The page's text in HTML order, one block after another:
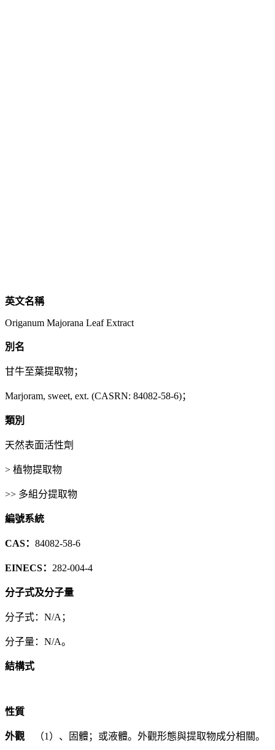
英文名稱
Origanum Majorana Leaf Extract
別名
甘牛至葉提取物；
Marjoram, sweet, ext. (CASRN: 84082-58-6)；
類別
天然表面活性劑
> 植物提取物
>> 多組分提取物
編號系統
CAS： 84082-58-6
EINECS： 282-004-4
分子式及分子量
分子式：N/A；
分子量：N/A。
結構式
性質
外觀 （1）、固體；或液體。外觀形態與提取物成分相關。